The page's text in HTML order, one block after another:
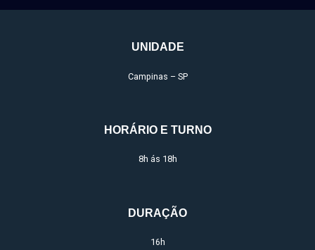
UNIDADE
Campinas – SP
HORÁRIO E TURNO
8h ás 18h
DURAÇÃO
16h